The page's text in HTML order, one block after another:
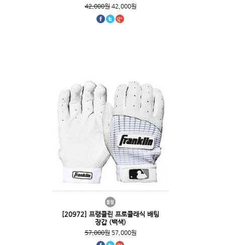
42,000원42,000원
[20972] 프랭클린 프로클래식 배팅
장갑 (백색)
57,000원57,000원